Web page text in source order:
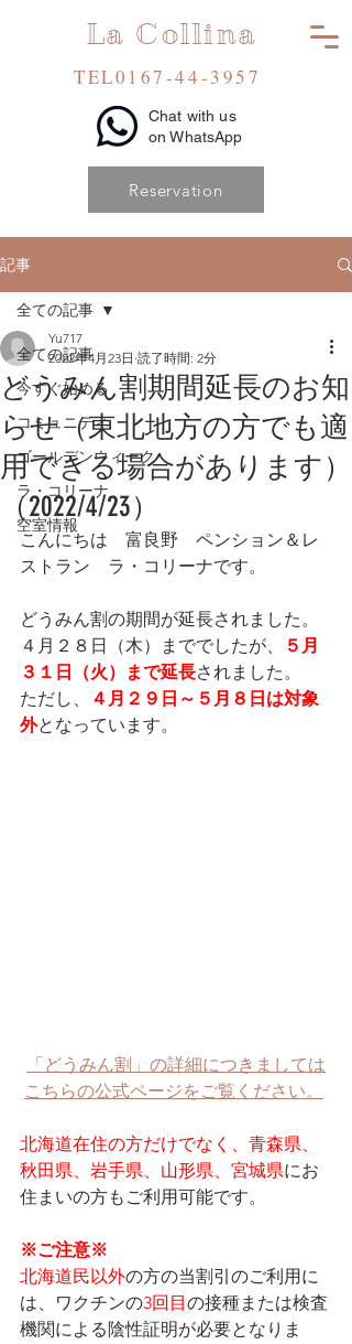
TEL0167-44-3957
La Collina
Reservation
Chat with us
on WhatsApp
記事
全ての記事
今すぐ始める
コミュニティ
ゴールデンウィーク
ラ・コリーナ
空室情報
全ての記事
どうみん割期間延長のお知
らせ（東北地方の方でも適
用できる場合があります）
（2022/4/23）
Yu717
2022年4月23日 読了時間: 2分
こんにちは　富良野　ペンション＆レ
ストラン　ラ・コリーナです。
どうみん割の期間が延長されました。
４月２８日（木）まででしたが、
５月
３１日（火）まで延長されました。
ただし、
４月２９日～５月８日は対象
外となっています。
「どうみん割」の詳細につきましては
こちらの公式ページをご覧ください。
北海道在住の方だけでなく、青森県、
秋田県、岩手県、山形県、宮城県にお
住まいの方もご利用可能です。
※ご注意※
北海道民以外の方の当割引のご利用に
は、ワクチンの3回目の接種または検査
機関による陰性証明が必要となりま